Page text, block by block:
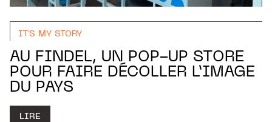
IT'S MY STORY
AU FINDEL, UN POP-UP STORE
POUR FAIRE DÉCOLLER L’IMAGE
DU PAYS
LIRE